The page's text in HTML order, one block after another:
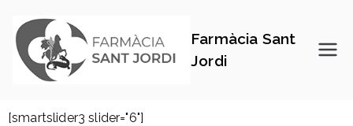
Farmàcia Sant
Jordi
[smartslider3 slider="6"]